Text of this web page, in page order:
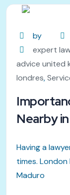
by
expert
advice united
londres,
Nearby
Having a
times. London
Maduro